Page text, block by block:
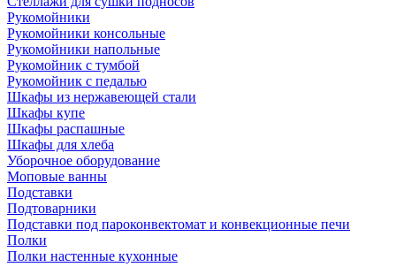
Рукомойники
Рукомойники консольные
Рукомойники напольные
Рукомойник с тумбой
Рукомойник с педалью
Шкафы из нержавеющей стали
Шкафы купе
Шкафы распашные
Шкафы для хлеба
Уборочное оборудование
Моповые ванны
Подставки
Подтоварники
Подставки под пароконвектомат и конвекционные печи
Полки
Полки настенные кухонные